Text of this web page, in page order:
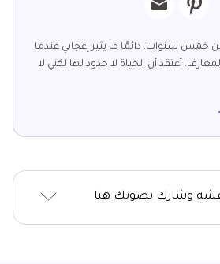
خمس سنوات. دائمًا ما يثير إعجابي عندما
أعتقد أن الحياة لا حدود لها لكني لا
وشارك بصوتك هنا